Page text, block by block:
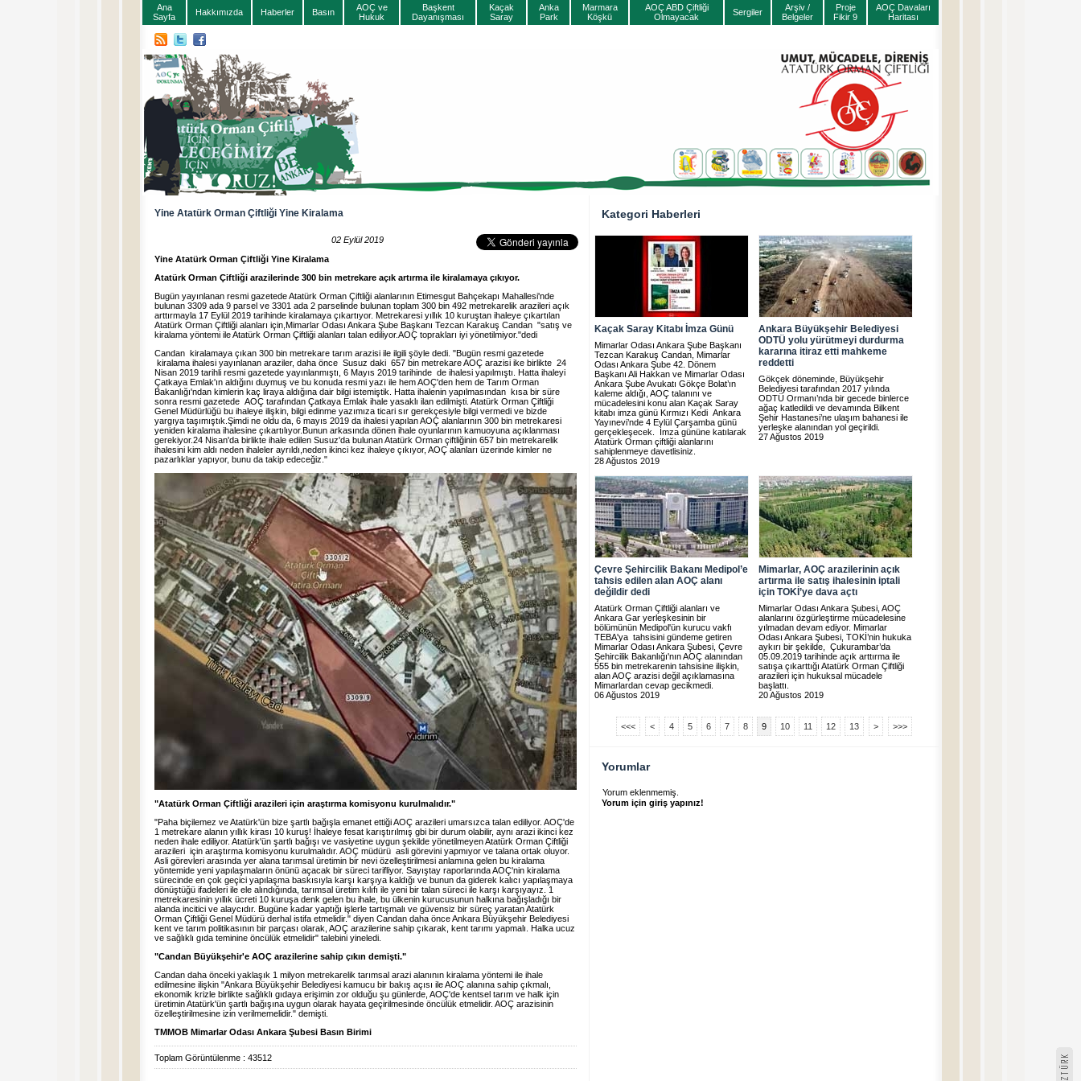
Ana
Sayfa
Hakkımızda Haberler Basın
AOÇ ve
Hukuk
Başkent
Dayanışması
Kaçak
Saray
Anka
Park
Marmara
Köşkü
AOÇ ABD Çiftliği
Olmayacak
Sergiler
Arşiv /
Belgeler
Proje
Fikir 9
AOÇ Davaları
Haritası
Yine Atatürk Orman Çiftliği Yine Kiralama
02 Eylül 2019
Yine Atatürk Orman Çiftliği Yine Kiralama
Atatürk Orman Çiftliği arazilerinde 300 bin metrekare açık artırma ile kiralamaya çıkıyor.
Bugün yayınlanan resmi gazetede Atatürk Orman Çiftliği alanlarının Etimesgut Bahçekapı Mahallesi'nde
bulunan 3309 ada 9 parsel ve 3301 ada 2 parselinde bulunan toplam 300 bin 492 metrekarelik arazileri açık
arttırmayla 17 Eylül 2019 tarihinde kiralamaya çıkartıyor. Metrekaresi yıllık 10 kuruştan ihaleye çıkartılan
Atatürk Orman Çiftliği alanları için,Mimarlar Odası Ankara Şube Başkanı Tezcan Karakuş Candan "satış ve
kiralama yöntemi ile Atatürk Orman Çiftliği alanları talan ediliyor.AOÇ toprakları iyi yönetilmiyor."dedi
Candan kiralamaya çıkan 300 bin metrekare tarım arazisi ile ilgili şöyle dedi. "Bugün resmi gazetede
kiralama ihalesi yayınlanan araziler, daha önce Susuz daki 657 bin metrekare AOÇ arazisi ike birlikte 24
Nisan 2019 tarihli resmi gazetede yayınlanmıştı, 6 Mayıs 2019 tarihinde de ihalesi yapılmıştı. Hatta ihaleyi
Çatkaya Emlak'ın aldığını duymuş ve bu konuda resmi yazı ile hem AOÇ'den hem de Tarım Orman
Bakanlığı'ndan kimlerin kaç liraya aldığına dair bilgi istemiştik. Hatta ihalenin yapılmasından kısa bir süre
sonra resmi gazetede AOÇ tarafından Çatkaya Emlak ihale yasaklı ilan edilmişti. Atatürk Orman Çiftliği
Genel Müdürlüğü bu ihaleye ilişkin, bilgi edinme yazımıza ticari sır gerekçesiyle bilgi vermedi ve bizde
yargıya taşımıştık.Şimdi ne oldu da, 6 mayıs 2019 da ihalesi yapılan AOÇ alanlarının 300 bin metrekaresi
yeniden kiralama ihalesine çıkartılıyor.Bunun arkasında dönen ihale oyunlarının kamuoyuna açıklanması
gerekiyor.24 Nisan'da birlikte ihale edilen Susuz'da bulunan Atatürk Orman çiftliğinin 657 bin metrekarelik
ihalesini kim aldı neden ihaleler ayrıldı,neden ikinci kez ihaleye çıkıyor, AOÇ alanları üzerinde kimler ne
pazarlıklar yapıyor, bunu da takip edeceğiz."
"Atatürk Orman Çiftliği arazileri için araştırma komisyonu kurulmalıdır."
"Paha biçilemez ve Atatürk'ün bize şartlı bağışla emanet ettiği AOÇ arazileri umarsızca talan ediliyor. AOÇ'de
1 metrekare alanın yıllık kirası 10 kuruş! İhaleye fesat karıştırılmış gbi bir durum olabilir, aynı arazi ikinci kez
neden ihale ediliyor. Atatürk'ün şartlı bağışı ve vasiyetine uygun şekilde yönetilmeyen Atatürk Orman Çiftliği
arazileri için araştırma komisyonu kurulmalıdır. AOÇ müdürü asli görevini yapmıyor ve talana ortak oluyor.
Asli görevleri arasında yer alana tarımsal üretimin bir nevi özelleştirilmesi anlamına gelen bu kiralama
yöntemide yeni yapılaşmaların önünü açacak bir süreci tarifliyor. Sayıştay raporlarında AOÇ'nin kiralama
sürecinde en çok geçici yapılaşma baskısıyla karşı karşıya kaldığı ve bunun da giderek kalıcı yapılaşmaya
dönüştüğü ifadeleri ile ele alındığında, tarımsal üretim kılıfı ile yeni bir talan süreci ile karşı karşıyayız. 1
metrekaresinin yıllık ücreti 10 kuruşa denk gelen bu ihale, bu ülkenin kurucusunun halkına bağışladığı bir
alanda incitici ve alaycıdır. Bugüne kadar yaptığı işlerle tartışmalı ve güvensiz bir süreç yaratan Atatürk
Orman Çiftliği Genel Müdürü derhal istifa etmelidir." diyen Candan daha önce Ankara Büyükşehir Belediyesi
kent ve tarım politikasının bir parçası olarak, AOÇ arazilerine sahip çıkarak, kent tarımı yapmalı. Halka ucuz
ve sağlıklı gıda teminine öncülük etmelidir" talebini yineledi.
"Candan Büyükşehir'e AOÇ arazilerine sahip çıkın demişti."
Candan daha önceki yaklaşık 1 milyon metrekarelik tarımsal arazi alanının kiralama yöntemi ile ihale
edilmesine ilişkin "Ankara Büyükşehir Belediyesi kamucu bir bakış açısı ile AOÇ alanına sahip çıkmalı,
ekonomik krizle birlikte sağlıklı gıdaya erişimin zor olduğu şu günlerde, AOÇ'de kentsel tarım ve halk için
üretimin Atatürk'ün şartlı bağışına uygun olarak hayata geçirilmesinde öncülük etmelidir. AOÇ arazisinin
özelleştirilmesine izin verilmemelidir." demişti.
TMMOB Mimarlar Odası Ankara Şubesi Basın Birimi
Toplam Görüntülenme : 43512
Kategori Haberleri
Kaçak Saray Kitabı İmza Günü
Mimarlar Odası Ankara Şube Başkanı
Tezcan Karakuş Candan, Mimarlar
Odası Ankara Şube 42. Dönem
Başkanı Ali Hakkan ve Mimarlar Odası
Ankara Şube Avukatı Gökçe Bolat’ın
kaleme aldığı, AOÇ talanını ve
mücadelesini konu alan Kaçak Saray
kitabı imza günü Kırmızı Kedi Ankara
Yayınevi’nde 4 Eylül Çarşamba günü
gerçekleşecek. İmza gününe katılarak
Atatürk Orman çiftliği alanlarını
sahiplenmeye davetlisiniz.
28 Ağustos 2019
Ankara Büyükşehir Belediyesi
ODTÜ yolu yürütmeyi durdurma
kararına itiraz etti mahkeme
reddetti
Gökçek döneminde, Büyükşehir
Belediyesi tarafından 2017 yılında
ODTÜ Ormanı’nda bir gecede binlerce
ağaç katledildi ve devamında Bilkent
Şehir Hastanesi’ne ulaşım bahanesi ile
yerleşke alanından yol geçirildi.
27 Ağustos 2019
Çevre Şehircilik Bakanı Medipol’e
tahsis edilen alan AOÇ alanı
değildir dedi
Atatürk Orman Çiftliği alanları ve
Ankara Gar yerleşkesinin bir
bölümünün Medipol'ün kurucu vakfı
TEBA'ya tahsisini gündeme getiren
Mimarlar Odası Ankara Şubesi, Çevre
Şehircilik Bakanlığı'nın AOÇ alanından
555 bin metrekarenin tahsisine ilişkin,
alan AOÇ arazisi değil açıklamasına
Mimarlardan cevap gecikmedi.
06 Ağustos 2019
Mimarlar, AOÇ arazilerinin açık
artırma ile satış ihalesinin iptali
için TOKİ’ye dava açtı
Mimarlar Odası Ankara Şubesi, AOÇ
alanlarını özgürleştirme mücadelesine
yılmadan devam ediyor. Mimarlar
Odası Ankara Şubesi, TOKİ’nin hukuka
aykırı bir şekilde, Çukurambar’da
05.09.2019 tarihinde açık arttırma ile
satışa çıkarttığı Atatürk Orman Çiftliği
arazileri için hukuksal mücadele
başlattı.
20 Ağustos 2019
<<< < 4 5 6 7 8 9 10 11 12 13 > >>>
Yorumlar
Yorum eklenmemiş.
Yorum için giriş yapınız!